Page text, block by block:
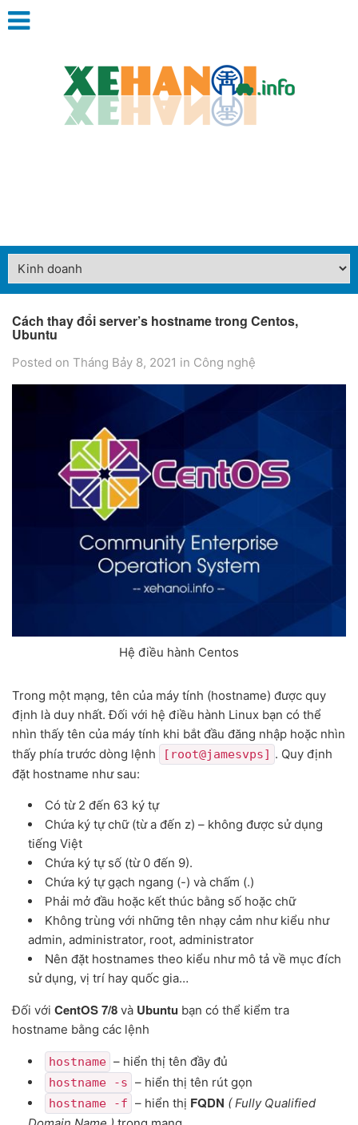
Cách thay đổi server’s hostname trong Centos,
Ubuntu
Posted on Tháng Bảy 8, 2021 in Công nghệ
Hệ điều hành Centos
Trong một mạng, tên của máy tính (hostname) được quy
định là duy nhất. Đối với hệ điều hành Linux bạn có thể
nhìn thấy tên của máy tính khi bắt đầu đăng nhập hoặc nhìn
thấy phía trước dòng lệnh
[root@jamesvps] . Quy định
đặt hostname như sau:
Có từ 2 đến 63 ký tự
Chứa ký tự chữ (từ a đến z) – không được sử dụng
tiếng Việt
Chứa ký tự số (từ 0 đến 9).
Chứa ký tự gạch ngang (-) và chấm (.)
Phải mở đầu hoặc kết thúc bằng số hoặc chữ
Không trùng với những tên nhạy cảm như kiểu như
admin, administrator, root, administrator
Nên đặt hostnames theo kiểu như mô tả về mục đích
sử dụng, vị trí hay quốc gia…
Đối với CentOS 7/8 và Ubuntu bạn có thể kiểm tra
hostname bằng các lệnh
hostname – hiển thị tên đầy đủ
hostname -s – hiển thị tên rút gọn
hostname -f – hiển thị FQDN ( Fully Qualified